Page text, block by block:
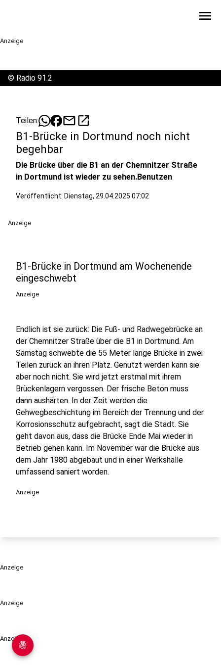
menu
Anzeige
Anzeige
Anzeige
© Radio 91.2
Teilen: mailopen_in_new
B1-Brücke in Dortmund noch nicht
begehbar
Die Brücke über die B1 an der Chemnitzer Straße
in Dortmund ist wieder zu sehen.Benutzen
Veröffentlicht: Dienstag, 29.04.2025 07:02
Anzeige
B1-Brücke in Dortmund am Wochenende
eingeschwebt
Anzeige
Endlich ist sie zurück: Die Fuß- und Radwegebrücke an
der Chemnitzer Straße über die B1 in Dortmund. Am
Samstag schwebte die 55 Meter lange Brücke in zwei
Teilen zurück an ihren Platz. Genutzt werden kann sie
aber noch nicht. Sie wird jetzt erstmal mit ihrem
Brückenlagern vergossen. Der frische Beton muss
dann aushärten. In der Zeit werden die
Gehwegbeschichtung im Bereich der Trennung und der
Korrosionsschutz aufgebracht, sagt die Stadt. Sie
geht davon aus, dass die Brücke Ende Mai wieder in
Betrieb gehen kann. Im November war die Brücke aus
dem Jahr 1980 abgebaut und in einer Werkshalle
umfassend saniert worden.
Anzeige
Anzeige